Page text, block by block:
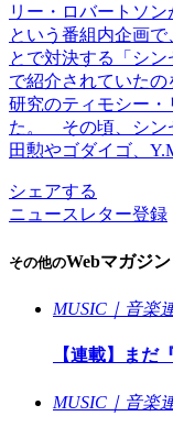
リー・ロバートソン
という番組内企画
とで対決する「シ
で紹介されていた
研究のティモシー
た。 その頃、シン
田勲やゴダイゴ、
シェアする
ニュースレター登録
その他のWebマガジン
MUSIC｜音楽
【連載】まだ
MUSIC｜音楽